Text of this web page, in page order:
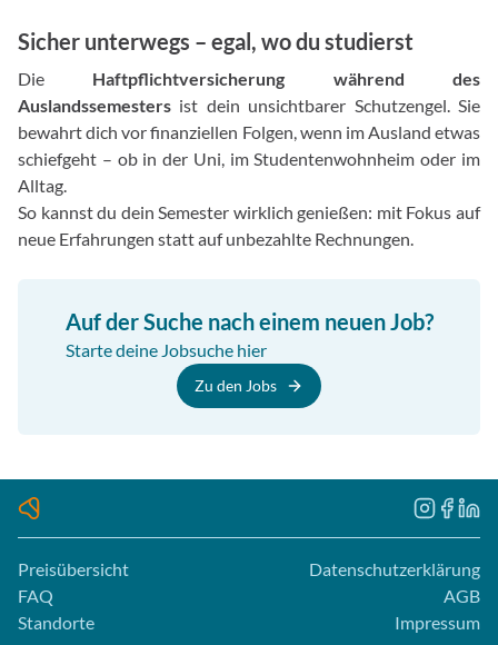
Sicher unterwegs – egal, wo du studierst
Die Haftpflichtversicherung während des
Auslandssemesters ist dein unsichtbarer Schutzengel. Sie
bewahrt dich vor finanziellen Folgen, wenn im Ausland etwas
schiefgeht – ob in der Uni, im Studentenwohnheim oder im
Alltag.
So kannst du dein Semester wirklich genießen: mit Fokus auf
neue Erfahrungen statt auf unbezahlte Rechnungen.
Auf der Suche nach einem neuen Job?
Starte deine Jobsuche hier
Zu den Jobs
Preisübersicht
FAQ
Standorte
Datenschutzerklärung
AGB
Impressum